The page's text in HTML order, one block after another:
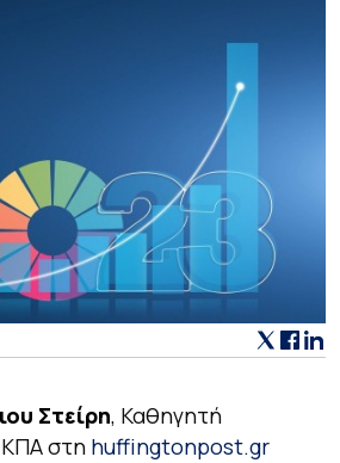
Στείρη, Καθηγητή
στη huffingtonpost.gr